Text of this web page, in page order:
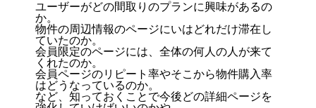
ユーザーがどの間取りのプランに興味があるの
か。
物件の周辺情報のページにいはどれだけ滞在し
ていたのか。
会員限定のページには、全体の何人の人が来て
くれたのか。
会員ページのリピート率やそこから物件購入率
はどうなっているのか。
など、知っておくことで今後どの詳細ページを